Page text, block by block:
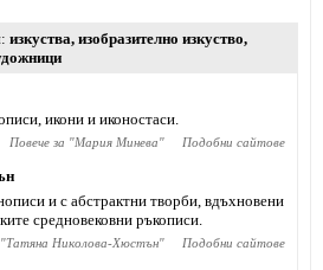
изкуства, изобразително изкуство,
икони и иконостаси.
Повече за "Мария Минева" Подобни сайтове
и с абстрактни творби, вдъхновени
средновековни ръкописи.
Татяна Николова-Хюстън" Подобни сайтове